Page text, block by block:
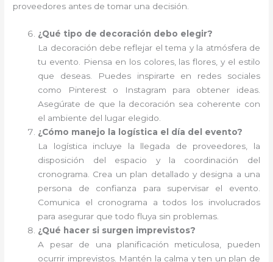
proveedores antes de tomar una decisión.
¿Qué tipo de decoración debo elegir?
La decoración debe reflejar el tema y la atmósfera de
tu evento. Piensa en los colores, las flores, y el estilo
que deseas. Puedes inspirarte en redes sociales
como Pinterest o Instagram para obtener ideas.
Asegúrate de que la decoración sea coherente con
el ambiente del lugar elegido.
¿Cómo manejo la logística el día del evento?
La logística incluye la llegada de proveedores, la
disposición del espacio y la coordinación del
cronograma. Crea un plan detallado y designa a una
persona de confianza para supervisar el evento.
Comunica el cronograma a todos los involucrados
para asegurar que todo fluya sin problemas.
¿Qué hacer si surgen imprevistos?
A pesar de una planificación meticulosa, pueden
ocurrir imprevistos. Mantén la calma y ten un plan de